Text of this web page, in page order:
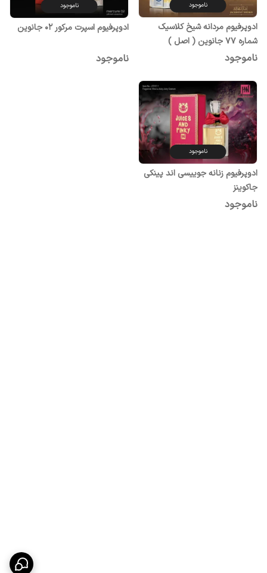
ناموجود
ادوپرفیوم مردانه شیخ کلاسیک
شماره 77 جانوین ( اصل )
ناموجود
ناموجود
ادوپرفیوم اسپرت مرکور 02 جانوین
ناموجود
ناموجود
ادوپرفیوم زنانه جوییسی اند پینکی
جاکوینز
ناموجود